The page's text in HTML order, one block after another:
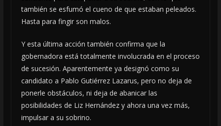
también se esfumó el cueno de que estaban peleados.
Hasta para fingir son malos.
Y esta última acción también confirma que la
gobernadora está totalmente involucrada en el proceso
de sucesión. Aparentemente ya designó como su
candidato a Pablo Gutiérrez Lazarus, pero no deja de
ponerle obstáculos, ni deja de abanicar las
posibilidades de Liz Hernández y ahora una vez más,
impulsar a su sobrino.